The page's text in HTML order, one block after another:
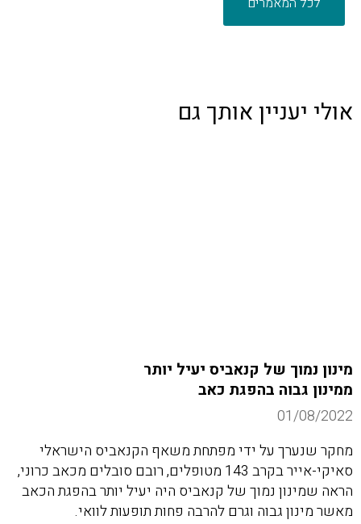
אולי יעניין אותך גם
מינון נמוך של קנאביס יעיל יותר
ממינון גבוה בהפגת כאב
01/08/2022
מחקר שנערך על ידי מפתחת משאף הקנאביס הישראלי
סאיקי-אייר בקרב 143 מטופלים, רובם סובלים מכאב כרוני,
הראה שמינון נמוך של קנאביס היה יעיל יותר בהפגת הכאב
מאשר מינון גבוה וגרם להרבה פחות תופעות לוואי.